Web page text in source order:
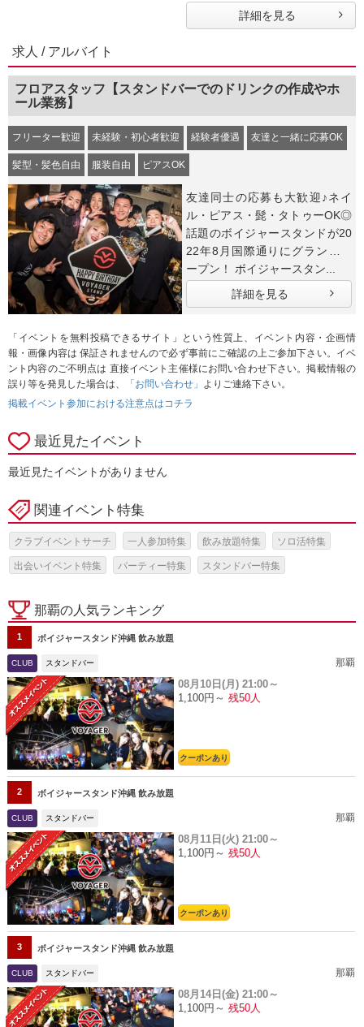
詳細を見る
求人 / アルバイト
フロアスタッフ【スタンドバーでのドリンクの作成やホ
ール業務】
フリーター歓迎 未経験・初心者歓迎 経験者優遇 友達と一緒に応募OK
髪型・髪色自由 服装自由 ピアスOK
友達同士の応募も大歓迎♪ネイ
ル・ピアス・髭・タトゥーOK◎
話題のボイジャースタンドが20
22年8月国際通りにグランドオ
ープン！ ボイジャースタン...
詳細を見る
「イベントを無料投稿できるサイト」という性質上、イベント内容・企画情
報・画像内容は 保証されませんので必ず事前にご確認の上ご参加下さい。イベ
ント内容のご不明点は 直接イベント主催様にお問い合わせ下さい。掲載情報の
誤り等を発見した場合は、
「お問い合わせ」 よりご連絡下さい。
掲載イベント参加における注意点はコチラ
最近見たイベント
最近見たイベントがありません
関連イベント特集
クラブイベントサーチ 一人参加特集 飲み放題特集 ソロ活特集
出会いイベント特集 パーティー特集 スタンドバー特集
那覇の人気ランキング
1 ボイジャースタンド沖縄 飲み放題
CLUB スタンドバー 那覇
08月10日(月) 21:00～
1,100円～ 残50人
クーポンあり
2 ボイジャースタンド沖縄 飲み放題
CLUB スタンドバー 那覇
08月11日(火) 21:00～
1,100円～ 残50人
クーポンあり
3 ボイジャースタンド沖縄 飲み放題
CLUB スタンドバー 那覇
08月14日(金) 21:00～
1,100円～ 残50人